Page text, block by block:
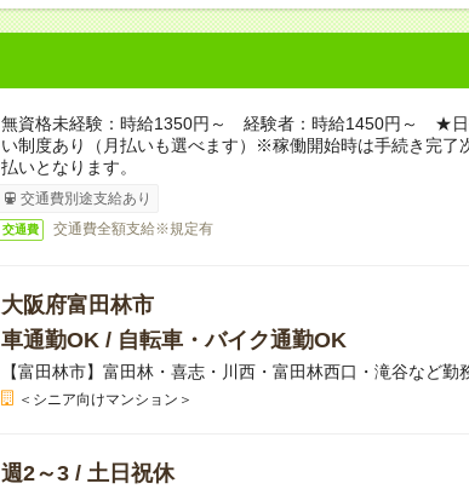
無資格未経験：時給1350円～ 経験者：時給1450円～ ★日
い制度あり（月払いも選べます）※稼働開始時は手続き完了
払いとなります。
交通費別途支給あり
交通費 交通費全額支給※規定有
大阪府富田林市
車通勤OK / 自転車・バイク通勤OK
【富田林市】富田林・喜志・川西・富田林西口・滝谷など勤
＜シニア向けマンション＞
週2～3 / 土日祝休